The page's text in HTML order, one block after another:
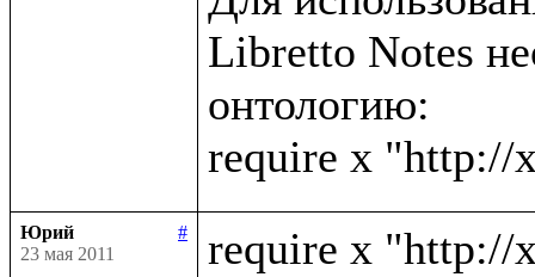
Libretto Notes
онтологию:
Юрий
#
23 мая 2011
require x "http://